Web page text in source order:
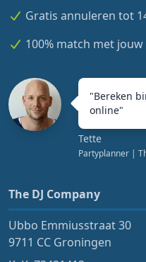
Gratis annuleren tot
100% match met jouw
"Bereken
online"
Tette
Partyplanner |
The DJ Company
Ubbo Emmiusstraat 30
9711 CC Groningen